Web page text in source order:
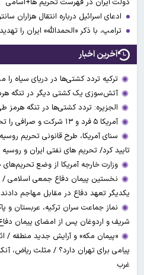
ادعای اسرائیل درباره انتقال هزاران
ترامپ، با ذکر «الحمدالله» ایران را
آخرین اخبار
ترکیه تردد کشتی‌ها در دریای سیاه را
آتش‌سوزی یک کشتی دیگر در تنگه
الجزیره: تردد کشتی‌ها در تنگه
آمریکا ۵ فرد و ۱۳ شرکت و صرافی را تحریم کرد+اسامی
سنای آمریکا، طرح قانونی تحریم روسیه
تایید کرد/ تحریم های نفتی ایران و
وزارت خارجه آمریکا از وضع تحریم‌های
نخستین پیمان دفاع جمعی اسلامی /
یکدیگر تعهد دفاع در مقابل مهاجم دادند
نماز جماعت سران ترکیه، عربستان
شریف و اردوغان پس از امضای پیمان
«پیمان مکه» و آرایش جدید منطقه /
پیامی برای تهران دارد؟ / مثلث ریاض،
غرب